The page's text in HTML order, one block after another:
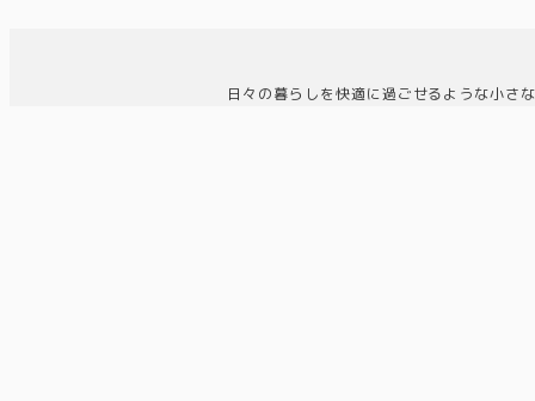
日々の暮らしを快適に過ごせるような小さ